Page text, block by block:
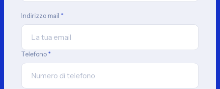
Indirizzo mail *
Telefono*